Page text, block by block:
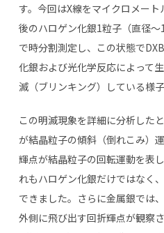
す。今回はX線をマイクロメー
後のハロゲン化銀1粒子（直径
で時分割測定し、この状態で
化銀および光化学反応によって
滅（ブリンキング）している様
この明滅現象を詳細に分析した
が結晶粒子の傾斜（倒れこみ）
輝点が結晶粒子の回転運動を表
れもハロゲン化銀だけではなく
できました。さらに金属銀では
外側に飛び出す回折輝点が観察